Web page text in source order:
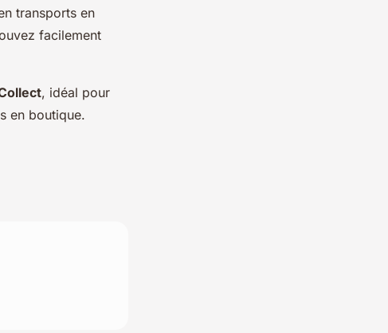
transports en
facilement
, idéal pour
en boutique.